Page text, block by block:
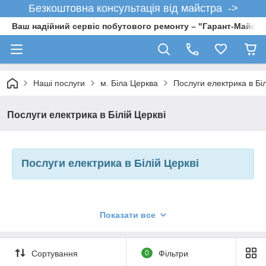
Безкоштовна консультація від майстра ->
Ваш надійний сервіс побутового ремонту – "Гарант-
Наші послуги м. Біла Церква Послуги електрика в
Послуги електрика в Білій Церкві
Послуги електрика в Білій Церкві
електрика в Білій Церкві, то Ви потрапили в потрібне
місцевою
Показати все
Сортування 0 Фільтри